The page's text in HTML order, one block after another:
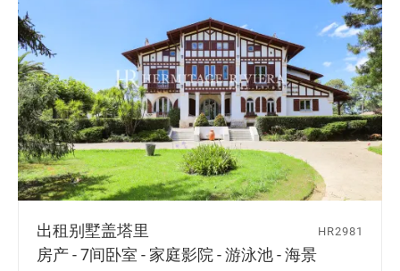
出租别墅盖塔里
房产 - 7间卧室 - 家庭影院 - 游泳池 - 海景
HR2981